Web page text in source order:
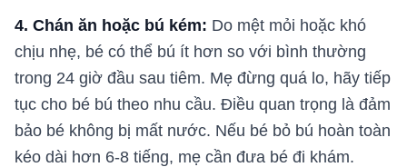
4. Chán ăn hoặc bú kém: Do mệt mỏi hoặc khó
chịu nhẹ, bé có thể bú ít hơn so với bình thường
trong 24 giờ đầu sau tiêm. Mẹ đừng quá lo, hãy tiếp
tục cho bé bú theo nhu cầu. Điều quan trọng là đảm
bảo bé không bị mất nước. Nếu bé bỏ bú hoàn toàn
kéo dài hơn 6-8 tiếng, mẹ cần đưa bé đi khám.